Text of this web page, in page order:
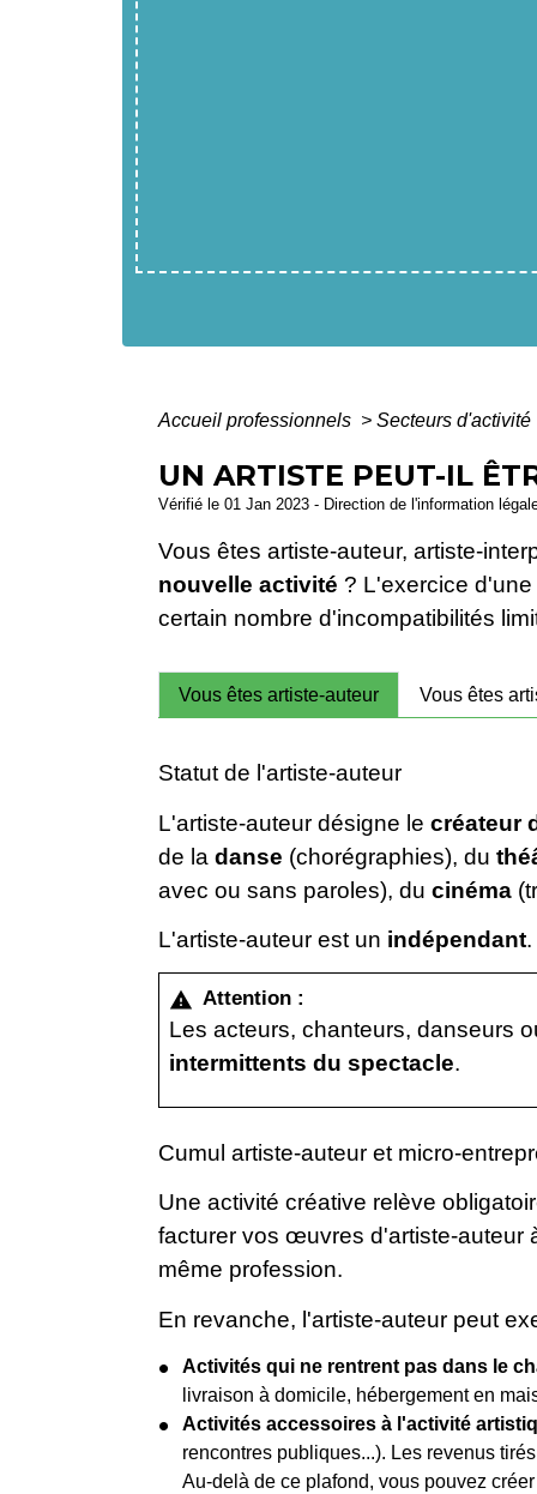
Accueil professionnels > Secteurs d'activité
UN ARTISTE PEUT-IL
Vérifié le 01 Jan 2023 - Direction de l'information
Vous êtes artiste-auteur, artiste-
nouvelle activité ? L'exercice
certain nombre d'incompatibilités
Vous êtes artiste-auteur Vous êtes
Statut de l'artiste-auteur
L'artiste-auteur désigne le créateur
de la danse (chorégraphies), du
avec ou sans paroles), du cinéma
L'artiste-auteur est un indépendant.
warning Attention :
Les acteurs, chanteurs, danseurs
intermittents du spectacle.
Cumul artiste-auteur et micro-
Une activité créative relève
facturer vos œuvres d'artiste-auteur
même profession.
En revanche, l'artiste-auteur peut
Activités qui ne rentrent pas dans le
livraison à domicile, hébergement en
Activités accessoires à l'activité
rencontres publiques...). Les revenus
Au-delà de ce plafond, vous pouvez